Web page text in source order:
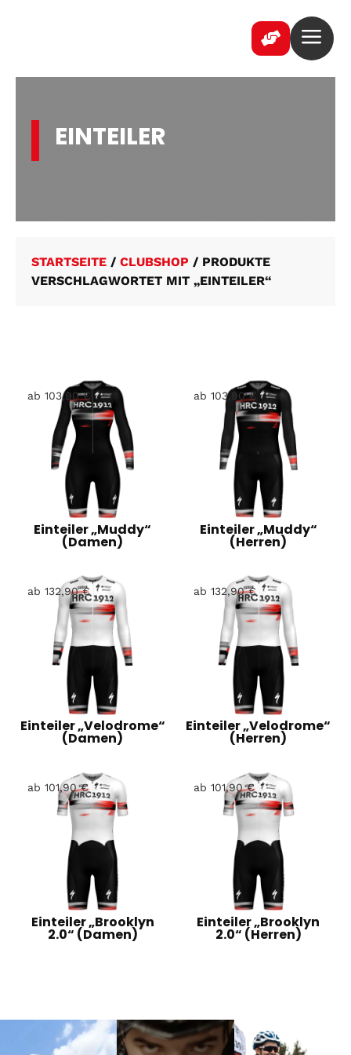
 a
EINTEILER
STARTSEITE /CLUBSHOP / PRODUKTE
VERSCHLAGWORTET MIT „EINTEILER“
ab103,90€
Einteiler „Muddy“
(Damen)
ab 103,90€
Einteiler „Muddy“
(Herren)
ab132,90€
Einteiler „Velodrome“
(Damen)
ab 132,90€
Einteiler „Velodrome“
(Herren)
ab101,90€
Einteiler „Brooklyn
2.0“ (Damen)
ab 101,90€
Einteiler „Brooklyn
2.0“ (Herren)